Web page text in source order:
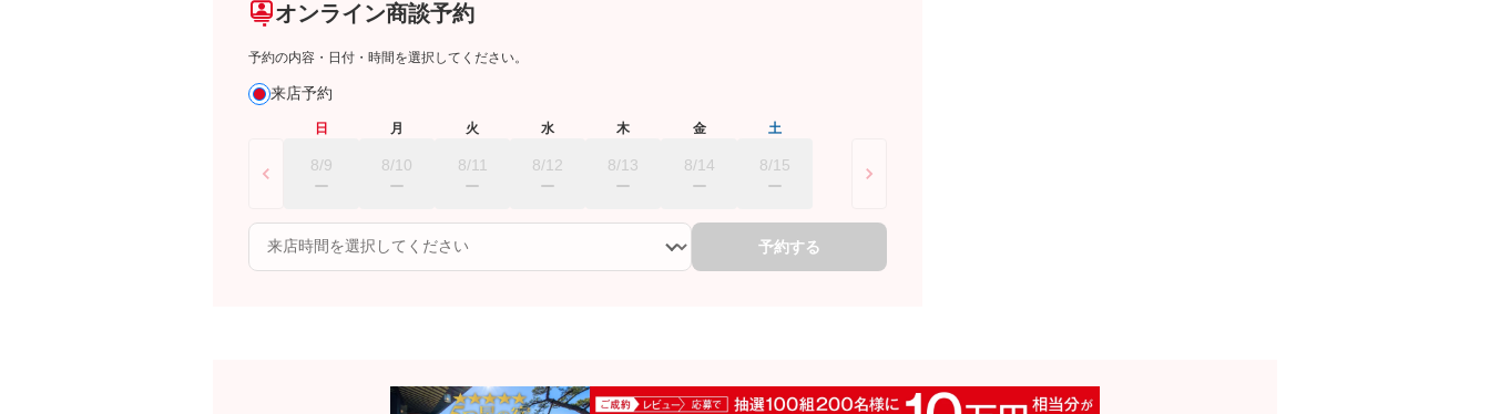
オンライン商談予約
予約の内容・日付・時間を選択してください。
来店予約
日
8/9
月
8/10
火
8/11
水
8/12
木
8/13
金
8/14
土
8/15
予約する